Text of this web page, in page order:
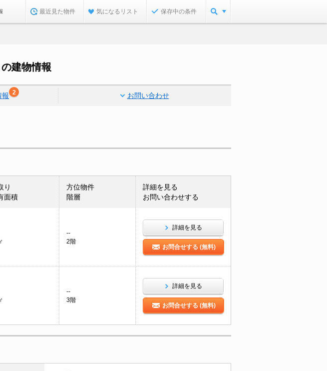
最近見た物件 気になるリスト 保存中の条件
建物情報
報 2 お問い合わせ
り
面積
方位物件
階層
詳細を見る
お問い合わせする
--
2階
詳細を見る
お問合せする (無料)
--
3階
詳細を見る
お問合せする (無料)